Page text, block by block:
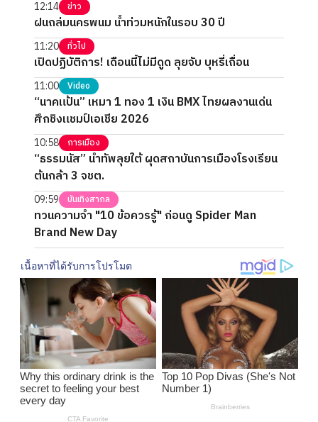
12:14 ข่าว
ฝนถล่มนครพนม น้ำท่วมหนักในรอบ 30 ปี
11:20 ทั่วไป
เปิดปฏิบัติการ! เดือนนี้ไม่มีดูด ลุยจับ บุหรี่เถื่อน
11:00 Video
“นาคแป้น” เหมา 1 ทอง 1 เงิน BMX ไทยผลงานเด่น
ศึกชิงแชมป์เอเชีย 2026
10:58 การเมือง
“ธรรมนัส” นำทัพลุยใต้ ผุดสถาบันการเมืองโรงเรียน
ต้นกล้า 3 จชต.
09:59 บันเทิงสากล
ทวนความจำ "10 ข้อควรรู้" ก่อนดู Spider Man
Brand New Day